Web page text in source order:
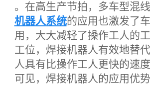
。在高生产节拍，多车型混
机器人系统的应用也激发了
用，大大减轻了操作工人的
工位，焊接机器人有效地替
人具有比操作工人更快的速
可见，焊接机器人的应用优